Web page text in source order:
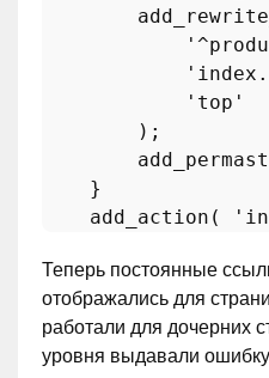
'top'
        );
    }
    add_action(
Теперь постоянные
отображались для
работали для дочерних
уровня выдавали